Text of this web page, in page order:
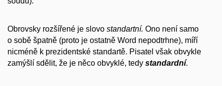
Obrovsky rozšířené je slovo standartní. Ono není samo
o sobě špatně (proto je ostatně Word nepodtrhne), míří
nicméně k prezidentské standartě. Pisatel však obvykle
zamýšlí sdělit, že je něco obvyklé, tedy standardní.